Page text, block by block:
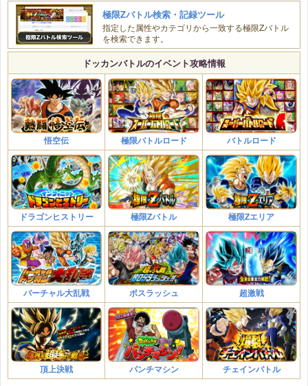
極限Zバトル検索・記録ツール
指定した属性やカテゴリから一致する極限Zバトル
を検索できます。
ドッカンバトルのイベント攻略情報
悟空伝 極限バトルロード バトルロード
ドラゴンヒストリー 極限Zバトル 極限Zエリア
バーチャル大乱戦 ボスラッシュ 超激戦
頂上決戦 パンチマシン チェインバトル